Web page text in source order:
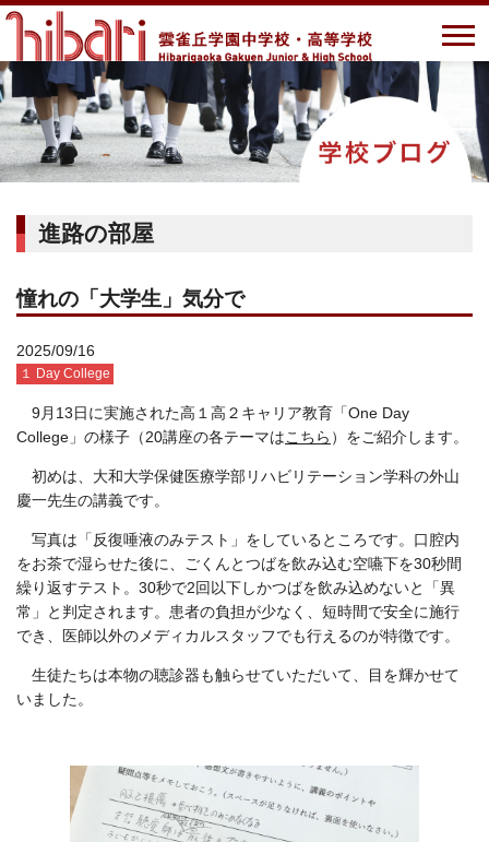
進路の部屋
憧れの「大学生」気分で
2025/09/16
１ Day College
9月13日に実施された高１高２キャリア教育「One Day
College」の様子（20講座の各テーマはこちら ）をご紹介します。
初めは、大和大学保健医療学部リハビリテーション学科の外山
慶一先生の講義です。
写真は「反復唾液のみテスト」をしているところです。口腔内
をお茶で湿らせた後に、ごくんとつばを飲み込む空嚥下を30秒間
繰り返すテスト。30秒で2回以下しかつばを飲み込めないと「異
常」と判定されます。患者の負担が少なく、短時間で安全に施行
でき、医師以外のメディカルスタッフでも行えるのが特徴です。
生徒たちは本物の聴診器も触らせていただいて、目を輝かせて
いました。